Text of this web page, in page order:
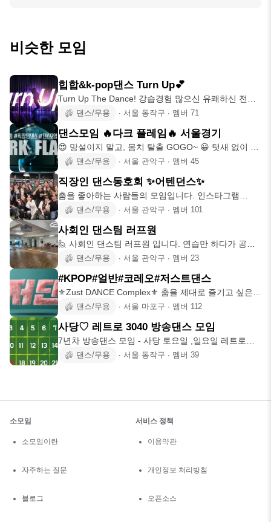
비슷한 모임
힙합&k-pop댄스 Turn Up💕
Turn Up The Dance! 강습경험 많으신 유쾌하신 전문
강사님의댄스/무용 ∙ 서울 동작구 ∙ 멤버 71
댄스모임 🔥다크 플레임🔥 서울경기
😍 망설이지 말고, 몸치 탈출 GOGO~ 😀 텃새 없이 다
같이 친하게 지
댄스/무용 ∙ 서울 관악구 ∙ 멤버 45
직장인 댄스동호회 ✨어텐던스✨
춤을 좋아하는 사람들의 모임입니다. 인스타그램
@attendancecre
댄스/무용 ∙ 서울 관악구 ∙ 멤버 101
사회인 댄스팀 러프원
🙋 사회인 댄스팀 러프원 입니다. 연습만 하다가 공연
은 못해보고 더 늙
댄스/무용 ∙ 서울 관악구 ∙ 멤버 23
#KPOP#얼반#코레오#저스트댄스
⚜️Zust DANCE Complex⚜️ 춤을 제대로 즐기고 싶은
사람들댄스/무용 ∙ 서울 마포구 ∙ 멤버 112
사당♡ 레트로 3040 방송댄스 모임
7년차 방송댄스 모임 - 사당 토요일 ,일요일 레트로부
터 최신k -po
댄스/무용 ∙ 서울 동작구 ∙ 멤버 39
소모임
소모임이란
자주하는 질문
블로그
서비스 정책
이용약관
개인정보 처리방침
오픈소스